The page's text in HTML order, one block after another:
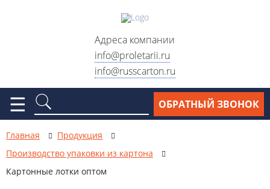
Адреса компании
Москва, ул. Электродная, д.
2, стр. 33
Москва, ул. Электродный
проезд, д. 6, стр. 1
проезд, д. 7Б, стр.2
info@proletarii.ru
info@russcarton.ru
☰ ОБРАТНЫЙ ЗВОНОК
Главная
Продукция
Производство упаковки из картона
Картонные лотки оптом